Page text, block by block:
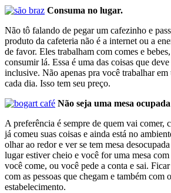
Consuma no lugar.
Não tô falando de pegar um cafezinho e
produto da cafeteria não é a internet ou a
de favor. Eles trabalham com comes e
consumir lá. Essa é uma das coisas que
inclusive. Não apenas pra você trabalhar
cada dia. Isso tem seu preço.
Não seja uma mesa
A preferência é sempre de quem vai comer,
já comeu suas coisas e ainda está no
olhar ao redor e ver se tem mesa
lugar estiver cheio e você for uma mesa
você come, ou você pede a conta e sai.
com as pessoas que chegam e também com
estabelecimento.